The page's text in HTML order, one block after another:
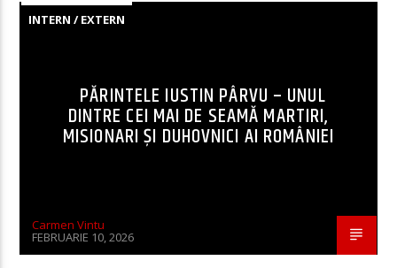
INTERN / EXTERN
PĂRINTELE IUSTIN PÂRVU – UNUL
DINTRE CEI MAI DE SEAMĂ MARTIRI,
MISIONARI ŞI DUHOVNICI AI ROMÂNIEI
Carmen Vintu
FEBRUARIE 10, 2026